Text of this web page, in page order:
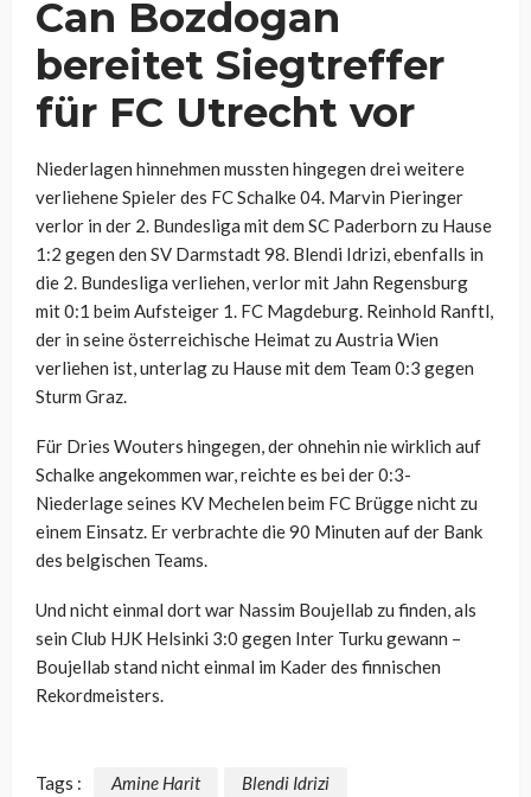
Can Bozdogan
bereitet Siegtreffer
für FC Utrecht vor
Niederlagen hinnehmen mussten hingegen drei weitere
verliehene Spieler des FC Schalke 04. Marvin Pieringer
verlor in der 2. Bundesliga mit dem SC Paderborn zu Hause
1:2 gegen den SV Darmstadt 98. Blendi Idrizi, ebenfalls in
die 2. Bundesliga verliehen, verlor mit Jahn Regensburg
mit 0:1 beim Aufsteiger 1. FC Magdeburg. Reinhold Ranftl,
der in seine österreichische Heimat zu Austria Wien
verliehen ist, unterlag zu Hause mit dem Team 0:3 gegen
Sturm Graz.
Für Dries Wouters hingegen, der ohnehin nie wirklich auf
Schalke angekommen war, reichte es bei der 0:3-
Niederlage seines KV Mechelen beim FC Brügge nicht zu
einem Einsatz. Er verbrachte die 90 Minuten auf der Bank
des belgischen Teams.
Und nicht einmal dort war Nassim Boujellab zu finden, als
sein Club HJK Helsinki 3:0 gegen Inter Turku gewann –
Boujellab stand nicht einmal im Kader des finnischen
Rekordmeisters.
Tags : Amine Harit
Blendi Idrizi